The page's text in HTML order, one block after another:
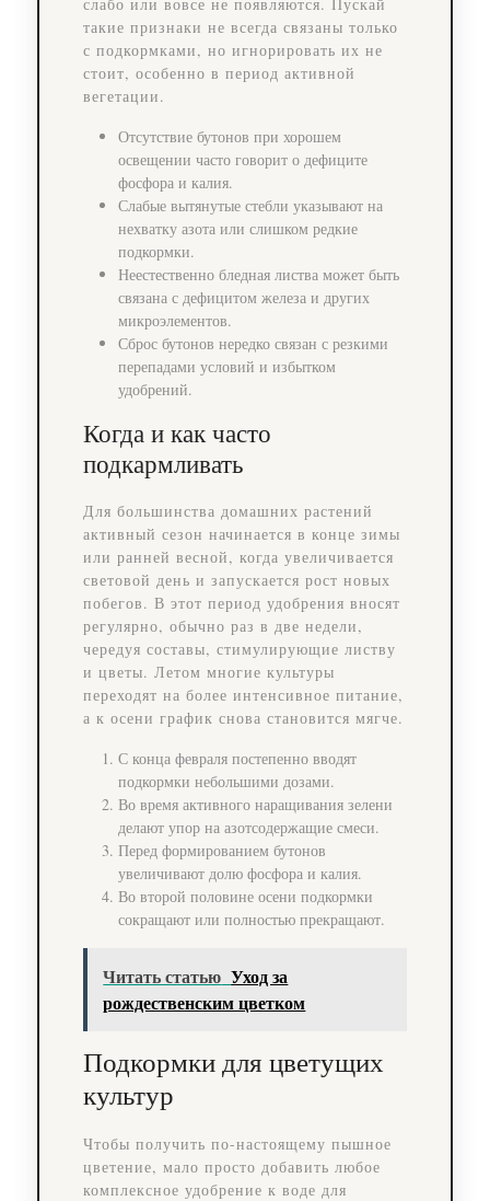
такие признаки не всегда связаны только
с подкормками, но игнорировать их не
стоит, особенно в период активной
вегетации.
Отсутствие бутонов при хорошем
освещении часто говорит о дефиците
фосфора и калия.
Слабые вытянутые стебли указывают на
нехватку азота или слишком редкие
подкормки.
Неестественно бледная листва может быть
связана с дефицитом железа и других
микроэлементов.
Сброс бутонов нередко связан с резкими
перепадами условий и избытком
удобрений.
Когда и как часто
подкармливать
Для большинства домашних растений
активный сезон начинается в конце зимы
или ранней весной, когда увеличивается
световой день и запускается рост новых
побегов. В этот период удобрения вносят
регулярно, обычно раз в две недели,
чередуя составы, стимулирующие листву
и цветы. Летом многие культуры
переходят на более интенсивное питание,
а к осени график снова становится мягче.
С конца февраля постепенно вводят
подкормки небольшими дозами.
Во время активного наращивания зелени
делают упор на азотсодержащие смеси.
Перед формированием бутонов
увеличивают долю фосфора и калия.
Во второй половине осени подкормки
сокращают или полностью прекращают.
Читать статью Уход за
рождественским цветком
Подкормки для цветущих
культур
Чтобы получить по-настоящему пышное
цветение, мало просто добавить любое
комплексное удобрение к воде для